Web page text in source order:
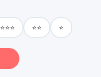
⭐⭐⭐ ⭐⭐ ⭐